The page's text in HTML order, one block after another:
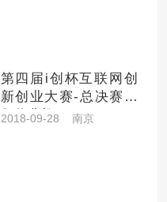
第四届i创杯互联网创
新创业大赛-总决赛暨
颁奖典礼
2018-09-28 南京